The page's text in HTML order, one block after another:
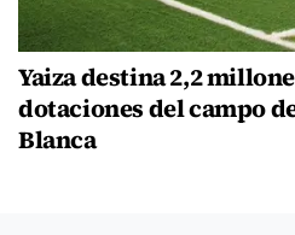
Yaiza destina 2,2
dotaciones del campo
Blanca